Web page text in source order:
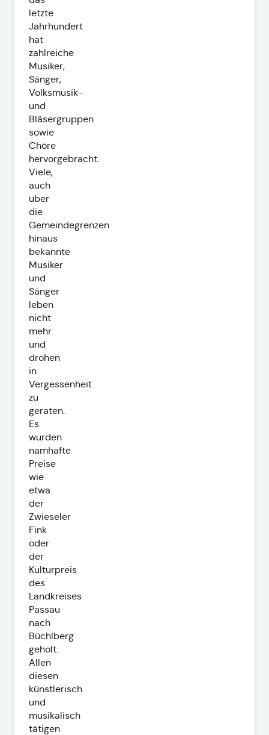
letzte
Jahrhundert
hat
zahlreiche
Musiker,
Sänger,
Volksmusik-
und
Bläsergruppen
sowie
Chöre
hervorgebracht.
Viele,
auch
über
die
Gemeindegrenzen
hinaus
bekannte
Musiker
und
Sänger
leben
nicht
mehr
und
drohen
in
Vergessenheit
zu
geraten.
Es
wurden
namhafte
Preise
wie
etwa
der
Zwieseler
Fink
oder
der
Kulturpreis
des
Landkreises
Passau
nach
Büchlberg
geholt.
Allen
diesen
künstlerisch
und
musikalisch
tätigen